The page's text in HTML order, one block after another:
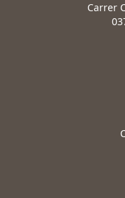
Carrer